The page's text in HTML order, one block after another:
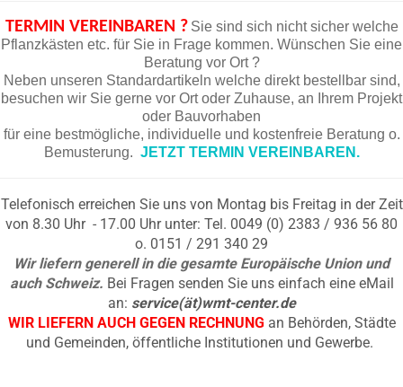
TERMIN VEREINBAREN ? Sie sind sich nicht sicher welche
Pflanzkästen etc. für Sie in Frage kommen. Wünschen Sie eine
Beratung vor Ort ?
Neben unseren Standardartikeln welche direkt bestellbar sind,
besuchen wir Sie gerne vor Ort oder Zuhause, an Ihrem Projekt
oder Bauvorhaben
für eine bestmögliche, individuelle und kostenfreie Beratung o.
Bemusterung. JETZT TERMIN VEREINBAREN.
Telefonisch erreichen Sie uns von Montag bis Freitag in der Zeit
von 8.30 Uhr - 17.00 Uhr unter: Tel. 0049 (0) 2383 / 936 56 80
o. 0151 / 291 340 29
Wir liefern generell in die gesamte Europäische Union und
auch Schweiz. Bei Fragen senden Sie uns einfach eine eMail
an: service(ät)wmt-center.de
WIR LIEFERN AUCH GEGEN RECHNUNG an Behörden, Städte
und Gemeinden, öffentliche Institutionen und Gewerbe.